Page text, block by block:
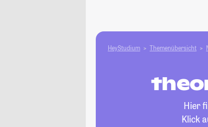
HeyStudium Themenübersicht
Hier
Klick